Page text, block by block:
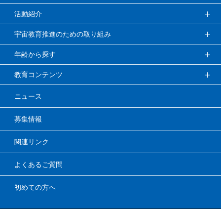
活動紹介
宇宙教育推進のための取り組み
年齢から探す
教育コンテンツ
ニュース
募集情報
関連リンク
よくあるご質問
初めての方へ